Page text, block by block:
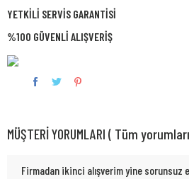
YETKİLİ SERVİS GARANTİSİ
%100 GÜVENLİ ALIŞVERİŞ
MÜŞTERİ YORUMLARI ( Tüm
Firmadan ikinci alışverim yine sorunsuz